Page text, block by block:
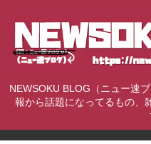
NEWSOKU BLOG（ニュー速
報から話題になってるもの、